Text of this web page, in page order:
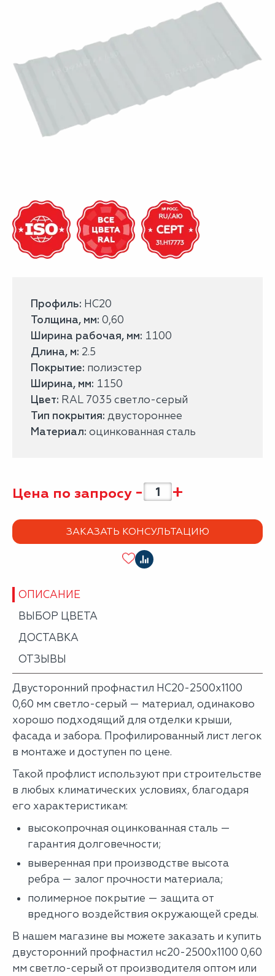
Профиль: НС20
Толщина, мм: 0,60
Ширина рабочая, мм: 1100
Длина, м: 2.5
Покрытие: полиэстер
Ширина, мм: 1150
Цвет: RAL 7035 светло-серый
Тип покрытия: двустороннее
Материал: оцинкованная сталь
Цена по запросу - +
ЗАКАЗАТЬ КОНСУЛЬТАЦИЮ
ОПИСАНИЕ
ВЫБОР ЦВЕТА
ДОСТАВКА
ОТЗЫВЫ
Двусторонний профнастил НС20-2500х1100
0,60 мм светло-серый — материал, одинаково
хорошо подходящий для отделки крыши,
фасада и забора. Профилированный лист легок
в монтаже и доступен по цене.
Такой профлист используют при строительстве
в любых климатических условиях, благодаря
его характеристикам:
высокопрочная оцинкованная сталь —
гарантия долговечности;
выверенная при производстве высота
ребра — залог прочности материала;
полимерное покрытие — защита от
вредного воздействия окружающей среды.
В нашем магазине вы можете заказать и купить
двусторонний профнастил нс20-2500х1100 0,60
мм светло-серый от производителя оптом или